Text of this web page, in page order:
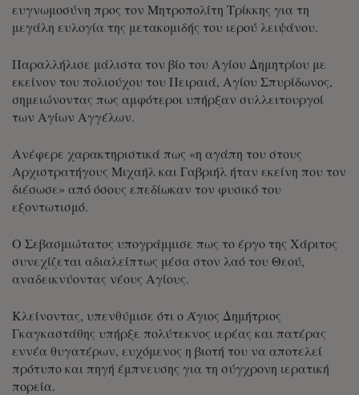
ευγνωμοσύνη προς τον Μητροπολίτη Τρίκκης για τη
μεγάλη ευλογία της μετακομιδής του ιερού λειψάνου.
Παραλλήλισε μάλιστα τον βίο του Αγίου Δημητρίου με
εκείνον του πολιούχου του Πειραιά, Αγίου Σπυρίδωνος,
σημειώνοντας πως αμφότεροι υπήρξαν συλλειτουργοί
των Αγίων Αγγέλων.
Ανέφερε χαρακτηριστικά πως «η αγάπη του στους
Αρχιστρατήγους Μιχαήλ και Γαβριήλ ήταν εκείνη που τον
διέσωσε» από όσους επεδίωκαν τον φυσικό του
εξοντωτισμό.
Ο Σεβασμιώτατος υπογράμμισε πως το έργο της Χάριτος
συνεχίζεται αδιαλείπτως μέσα στον λαό του Θεού,
αναδεικνύοντας νέους Αγίους.
Κλείνοντας, υπενθύμισε ότι ο Άγιος Δημήτριος
Γκαγκαστάθης υπήρξε πολύτεκνος ιερέας και πατέρας
εννέα θυγατέρων, ευχόμενος η βιοτή του να αποτελεί
πρότυπο και πηγή έμπνευσης για τη σύγχρονη ιερατική
πορεία.